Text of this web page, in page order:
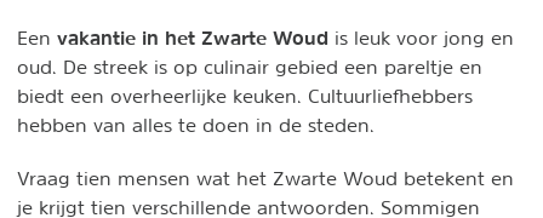
Een vakantie in het Zwarte Woud is leuk voor jong en
oud. De streek is op culinair gebied een pareltje en
biedt een overheerlijke keuken. Cultuurliefhebbers
hebben van alles te doen in de steden.
Vraag tien mensen wat het Zwarte Woud betekent en
je krijgt tien verschillende antwoorden. Sommigen